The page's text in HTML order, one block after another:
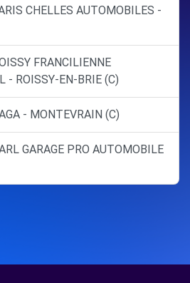
CHELLES AUTOMOBILES -
FRANCILIENNE
- ROISSY-EN-BRIE (C)
- MONTEVRAIN (C)
GARAGE PRO AUTOMOBILE